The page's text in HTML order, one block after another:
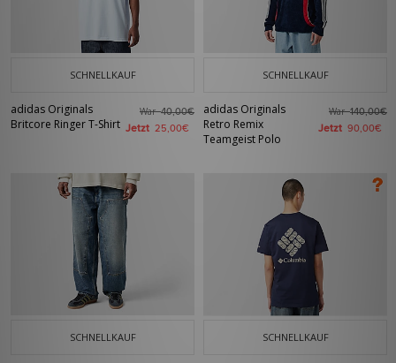
SCHNELLKAUF
adidas Originals
Britcore Ringer T-Shirt
War40,00€
Jetzt 25,00€
SCHNELLKAUF
adidas Originals
Retro Remix
Teamgeist Polo
War140,00€
Jetzt 90,00€
SCHNELLKAUF SCHNELLKAUF